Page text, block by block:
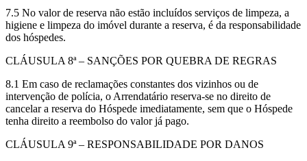
7.5 No valor de reserva não estão incluídos serviços de limpeza, a
higiene e limpeza do imóvel durante a reserva, é da responsabilidade
dos hóspedes.
CLÁUSULA 8ª – SANÇÕES POR QUEBRA DE REGRAS
8.1 Em caso de reclamações constantes dos vizinhos ou de
intervenção de polícia, o Arrendatário reserva-se no direito de
cancelar a reserva do Hóspede imediatamente, sem que o Hóspede
tenha direito a reembolso do valor já pago.
CLÁUSULA 9ª – RESPONSABILIDADE POR DANOS